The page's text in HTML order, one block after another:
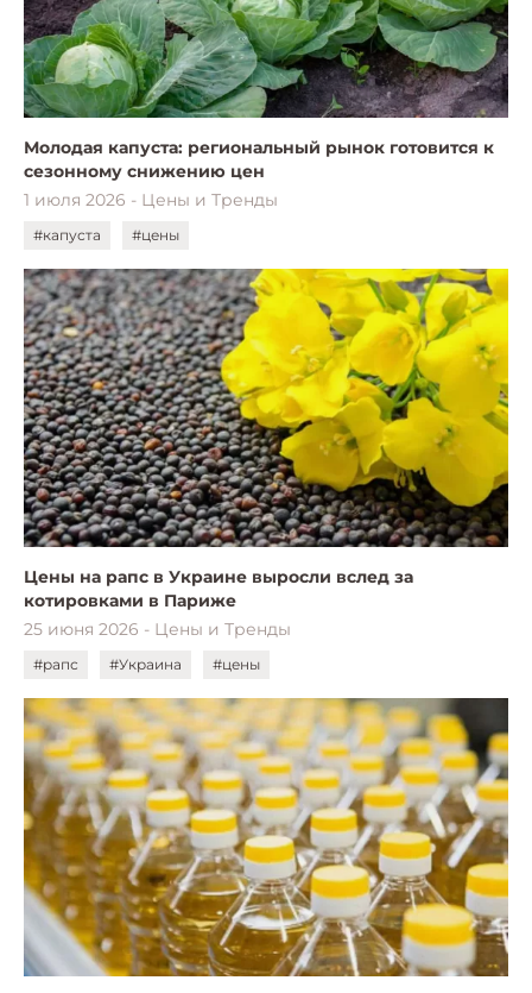
Молодая капуста: региональный рынок готовится к
сезонному снижению цен
1 июля 2026 - Цены и Тренды
#капуста #цены
Цены на рапс в Украине выросли вслед за
котировками в Париже
25 июня 2026 - Цены и Тренды
#рапс #Украина #цены